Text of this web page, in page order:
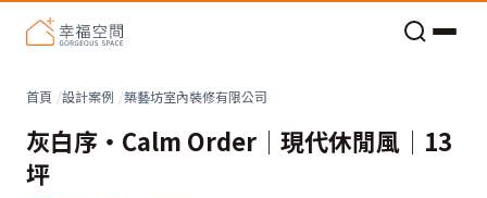
首頁 設計案例 築藝坊室內裝修有限公司
灰白序・Calm Order│現代休閒風│13
坪